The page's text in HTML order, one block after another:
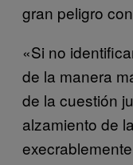
gran peligro
«Si no
de la manera
de la cuestión
alzamiento de